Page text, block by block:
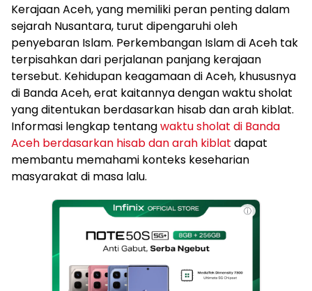
Kerajaan Aceh, yang memiliki peran penting dalam
sejarah Nusantara, turut dipengaruhi oleh
penyebaran Islam. Perkembangan Islam di Aceh tak
terpisahkan dari perjalanan panjang kerajaan
tersebut. Kehidupan keagamaan di Aceh, khususnya
di Banda Aceh, erat kaitannya dengan waktu sholat
yang ditentukan berdasarkan hisab dan arah kiblat.
Informasi lengkap tentangwaktu sholat di Banda
Aceh berdasarkan hisab dan arah kiblat dapat
membantu memahami konteks keseharian
masyarakat di masa lalu.
ⓘ